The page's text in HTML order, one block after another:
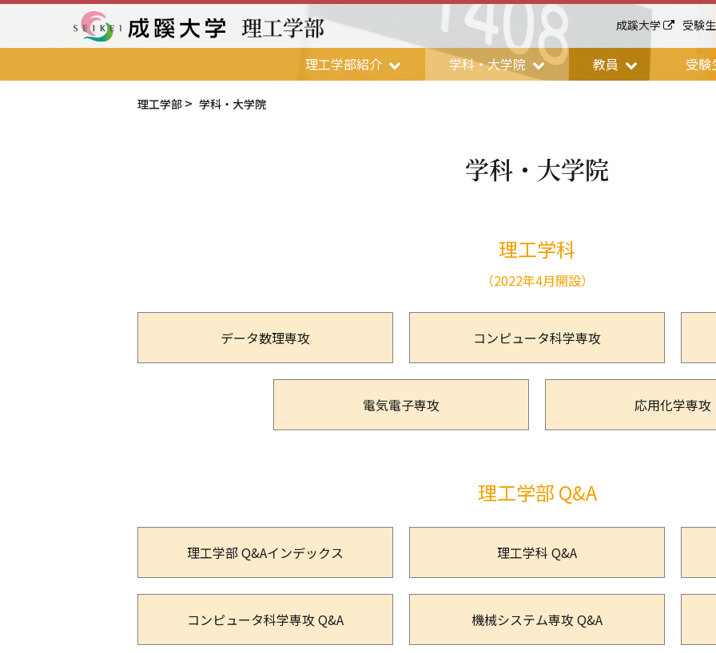
成蹊大学 受験
成蹊大学
理工学部
理工学部紹介 学科・大学院 教員 受験
理工学部 学科・大学院
学科・大学院
理工学科
（2022年4月開設）
データ数理専攻 コンピュータ科学専攻
電気電子専攻 応用化学専攻
理工学部 Q&A
理工学部 Q&Aインデックス 理工学科 Q&A
コンピュータ科学専攻 Q&A 機械システム専攻 Q&A